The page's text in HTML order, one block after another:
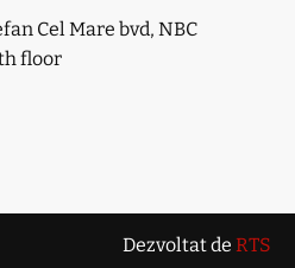
Cel Mare bvd, NBC
floor
Dezvoltat de RTS